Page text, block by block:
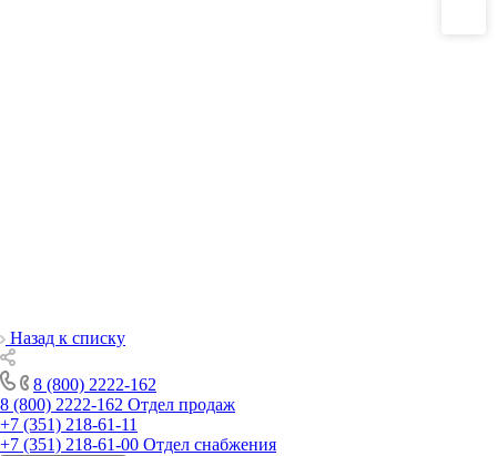
Назад к списку
8 (800) 2222-162
8 (800) 2222-162 Отдел продаж
+7 (351) 218-61-11
+7 (351) 218-61-00 Отдел снабжения